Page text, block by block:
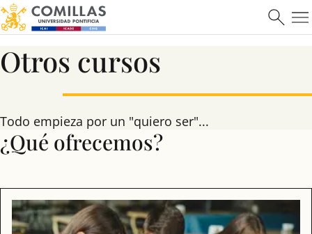
Otros cursos
Todo empieza por un "quiero ser"...
¿Qué ofrecemos?